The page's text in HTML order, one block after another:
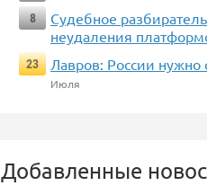
8
Судебное
неудаления
23
Лавров: России нужно
Июля
Добавленные